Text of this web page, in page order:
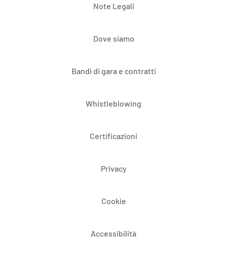
Note Legali
Dove siamo
Bandi di gara e contratti
Whistleblowing
Certificazioni
Privacy
Cookie
Accessibilità